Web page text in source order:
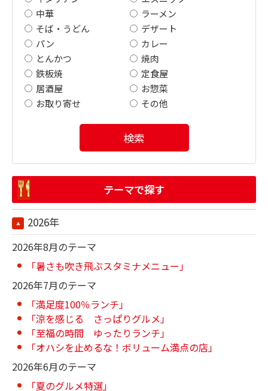
中華
ラーメン
そば・うどん
デザート
パン
カレー
とんかつ
焼肉
鉄板焼
定食屋
居酒屋
お惣菜
お取り寄せ
その他
検索
テーマで探す
2026年
2026年8月のテーマ
「暑さも吹き飛ぶスタミナメニュー」
2026年7月のテーマ
「満足度100％ランチ」
「涼を感じる さっぱりグルメ」
「至福の時間 ゆったりランチ」
「オハシを止めるな！ボリューム満点の店」
2026年6月のテーマ
「夏のグルメ特選」